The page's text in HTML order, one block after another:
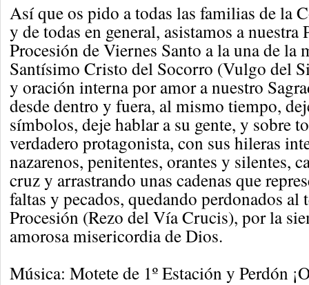
Así que os pido a todas las familias de la
y de todas en general, asistamos a nuestra
Procesión de Viernes Santo a la una de la
Santísimo Cristo del Socorro (Vulgo del
y oración interna por amor a nuestro
desde dentro y fuera, al mismo tiempo,
símbolos, deje hablar a su gente, y sobre
verdadero protagonista, con sus hileras
nazarenos, penitentes, orantes y silentes,
cruz y arrastrando unas cadenas que
faltas y pecados, quedando perdonados al
Procesión (Rezo del Vía Crucis), por la
amorosa misericordia de Dios.
Música: Motete de 1º Estación y Perdón